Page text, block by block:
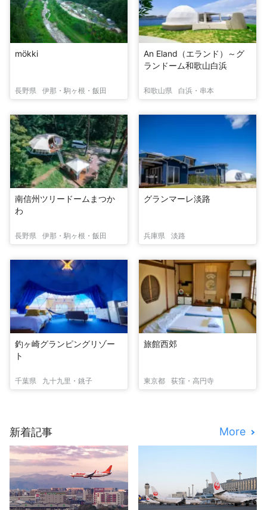
mökki
長野県 伊那・駒ヶ根・飯田
An Eland（エランド）～グ
ランドーム和歌山白浜
和歌山県 白浜・串本
南信州ツリードームまつか
わ
長野県 伊那・駒ヶ根・飯田
グランマーレ淡路
兵庫県 淡路
釣ヶ崎グランピングリゾー
ト
千葉県 九十九里・銚子
旅館西郊
東京都 荻窪・高円寺
新着記事 More